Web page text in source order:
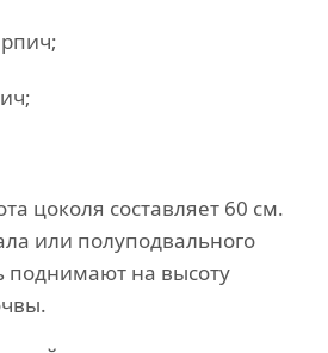
цоколя составляет 60 см.
или полуподвального
на высоту